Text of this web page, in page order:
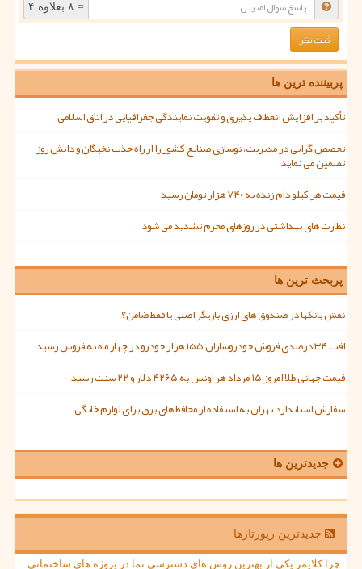
= ۸ بعلاوه ۴
پربیننده ترین ها
تأکید بر افزایش انعطاف پذیری و تقویت نمایندگی جغرافیایی در اتاق اسلامی
تخصص گرایی در مدیریت، نوسازی صنایع کشور را از راه جذب نخبگان و دانش روز
تضمین می نماید
قیمت هر کیلو دام زنده به ۷۴۰ هزار تومان رسید
نظارت های بهداشتی در روزهای محرم تشدید می شود
پربحث ترین ها
نقش بانکها در صندوق های ارزی بازیگر اصلی یا فقط ضامن؟
افت ۳۴ درصدی فروش خودروسازان ۱۵۵ هزار خودرو در چهار ماه به فروش رسید
قیمت جهانی طلا امروز ۱۵ مرداد هر اونس به ۴۲۶۵ دلار و ۲۲ سنت رسید
سفارش استاندارد تهران به استفاده از محافظ های برق برای لوازم خانگی
جدیدترین ها
جدیدترین رپورتاژها
چرا کلایمر یکی از بهترین روش های دسترسی نما در پروژه های ساختمانی